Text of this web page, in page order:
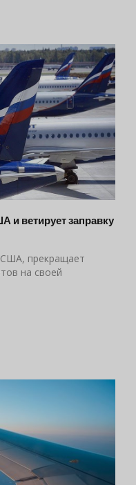
и ветирует заправку
США, прекращает
на своей